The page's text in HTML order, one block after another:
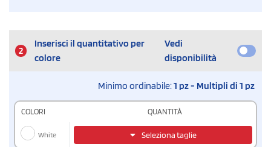
2
Inserisci il quantitativo per
colore
Vedi
disponibilità
Minimo ordinabile:1 pz - Multipli di 1 pz
COLORI QUANTITÀ
White Seleziona taglie